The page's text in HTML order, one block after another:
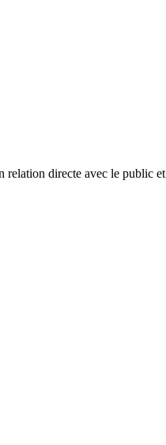
directe avec le public